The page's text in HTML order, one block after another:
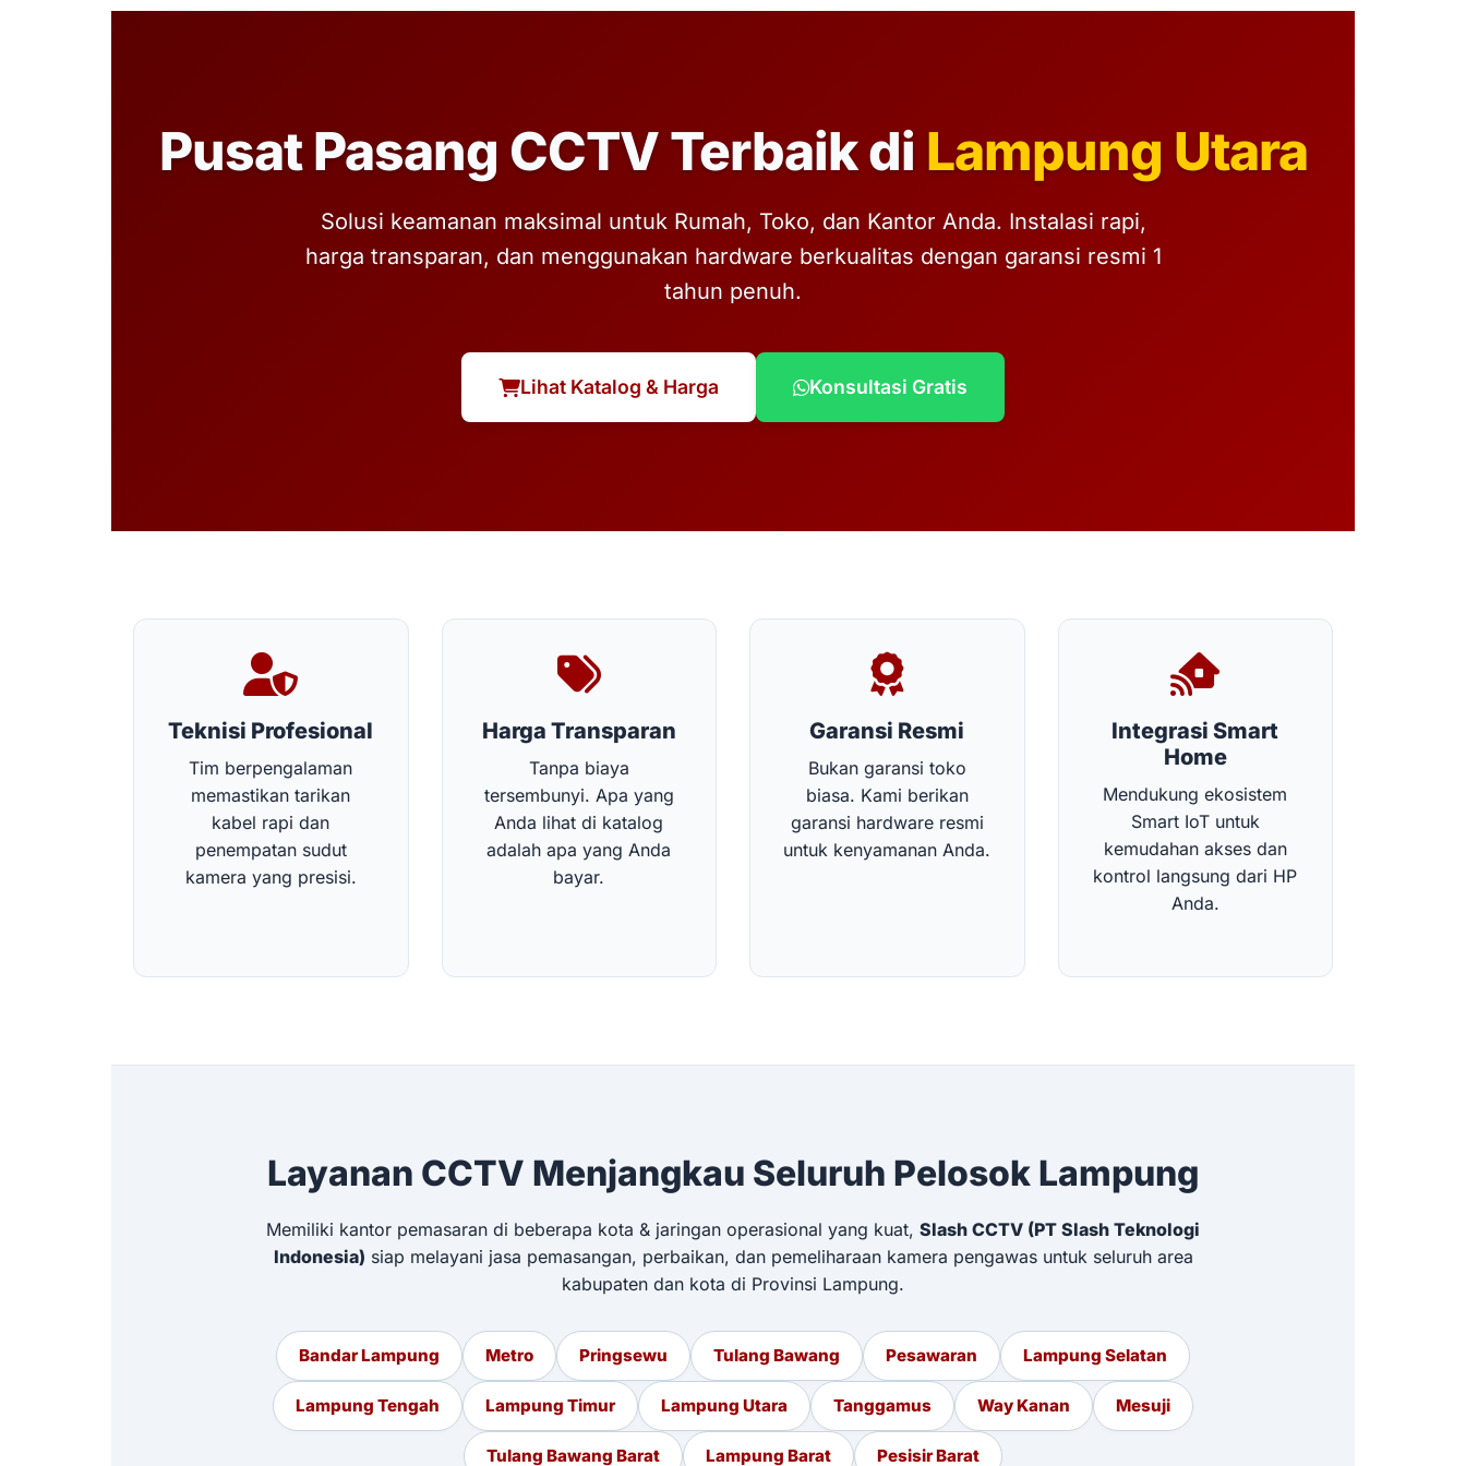
Pusat Pasang CCTV Terbaik di Lampung Utara
Solusi keamanan maksimal untuk Rumah, Toko, dan Kantor Anda. Instalasi rapi,
harga transparan, dan menggunakan hardware berkualitas dengan garansi resmi 1
tahun penuh.
Lihat Katalog & Harga Konsultasi Gratis
Teknisi Profesional
Tim berpengalaman
memastikan tarikan
kabel rapi dan
penempatan sudut
kamera yang presisi.
Harga Transparan
Tanpa biaya
tersembunyi. Apa yang
Anda lihat di katalog
adalah apa yang Anda
bayar.
Garansi Resmi
Bukan garansi toko
biasa. Kami berikan
garansi hardware resmi
untuk kenyamanan Anda.
Integrasi Smart
Home
Mendukung ekosistem
Smart IoT untuk
kemudahan akses dan
kontrol langsung dari HP
Anda.
Layanan CCTV Menjangkau Seluruh Pelosok Lampung
Memiliki kantor pemasaran di beberapa kota & jaringan operasional yang kuat, Slash CCTV (PT Slash Teknologi
Indonesia) siap melayani jasa pemasangan, perbaikan, dan pemeliharaan kamera pengawas untuk seluruh area
kabupaten dan kota di Provinsi Lampung.
Bandar Lampung Metro Pringsewu Tulang Bawang Pesawaran Lampung Selatan
Lampung Tengah Lampung Timur Lampung Utara Tanggamus Way Kanan Mesuji
Tulang Bawang Barat Lampung Barat Pesisir Barat